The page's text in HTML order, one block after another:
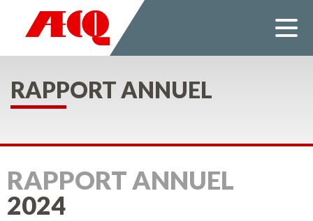
Employeur
Services
Liens utiles
Documentation
Actualités
Mon dossier
RAPPORT ANNUEL
RAPPORT ANNUEL
2024